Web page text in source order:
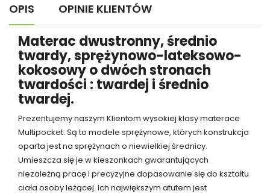
OPIS OPINIE KLIENTÓW
Materac dwustronny, średnio
twardy, sprężynowo-lateksowo-
kokosowy o dwóch stronach
twardości : twardej i średnio
twardej.
Prezentujemy naszym Klientom wysokiej klasy materace
Multipocket. Są to modele sprężynowe, których konstrukcja
oparta jest na sprężynach o niewielkiej średnicy.
Umieszcza się je w kieszonkach gwarantujących
niezależną pracę i precyzyjne dopasowanie się do kształtu
ciała osoby leżącej. Ich największym atutem jest